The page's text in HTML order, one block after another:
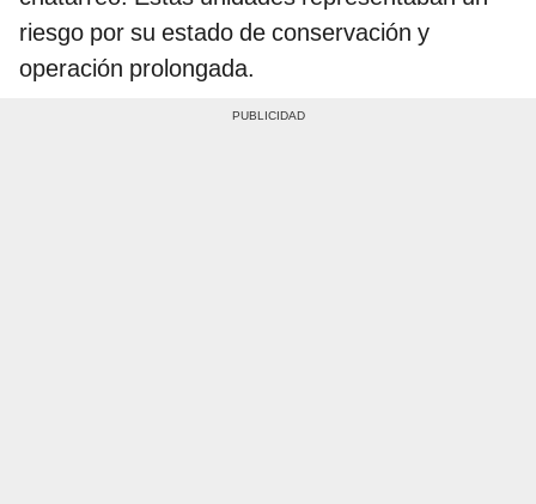
riesgo por su estado de conservación y
operación prolongada.